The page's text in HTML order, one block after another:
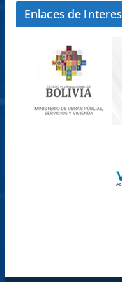
Enlaces de Interes